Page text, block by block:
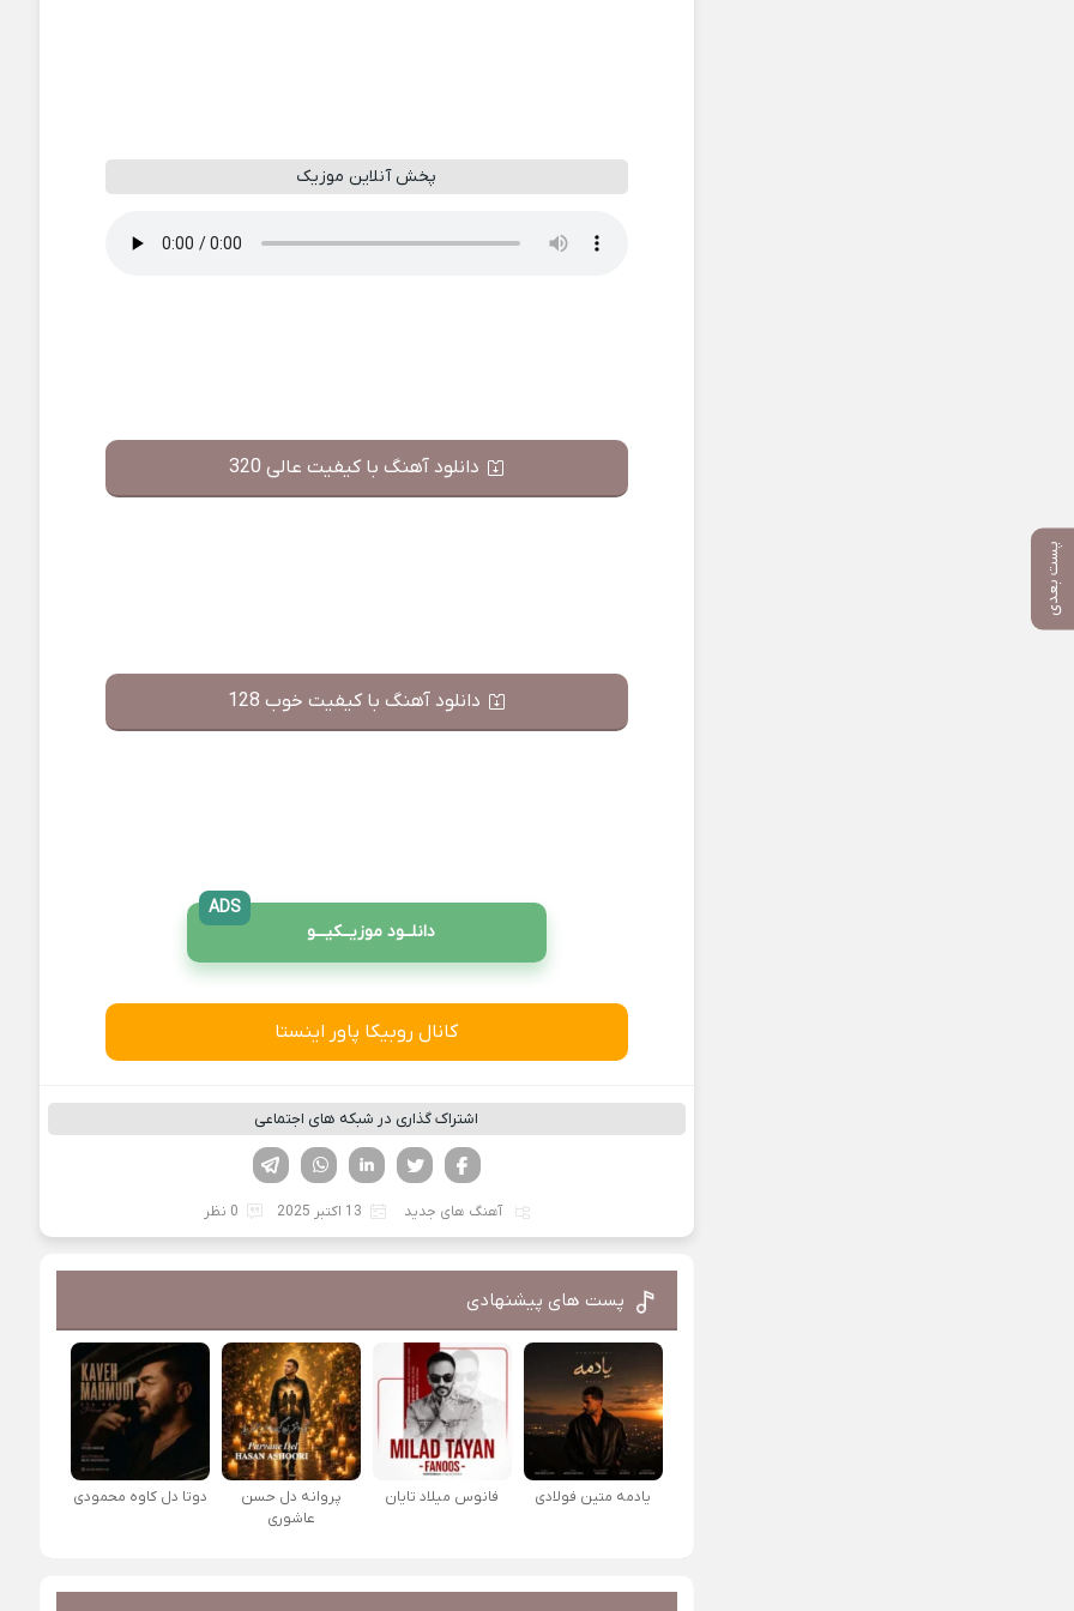
پست بعدی
پخش آنلاین موزیک
دانلود آهنگ با کیفیت عالی 320
دانلود آهنگ با کیفیت خوب 128
دانلــود موزیــکیـــو
ADS
کانال روبیکا پاور اینستا
اشتراک گذاری در شبکه های اجتماعی
لینکدین تویتر
فیسوک
آهنگ های جدید 13 اکتبر 2025 0 نظر
پست های پیشنهادی
یادمه متین فولادی فانوس میلاد تایان
پروانه دل حسن
عاشوری
دوتا دل کاوه محمودی